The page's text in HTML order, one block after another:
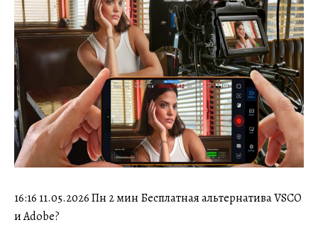
16:16 11.05.2026 Пн 2 мин Бесплатная альтернатива VSCO
и Adobe?